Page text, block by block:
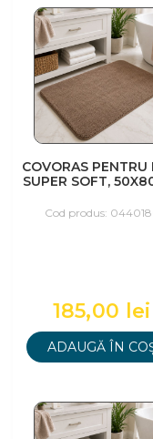
COVORAS PENTRU
SUPER SOFT,
Cod produs:
185,00 lei
ADAUGĂ ÎN